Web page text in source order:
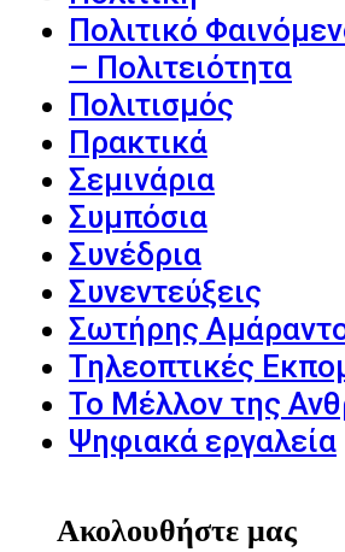
Πολιτικό
– Πολιτειότητα
Πολιτισμός
Πρακτικά
Σεμινάρια
Συμπόσια
Συνέδρια
Συνεντεύξεις
Σωτήρης
Τηλεοπτικές
Το Μέλλον της
Ψηφιακά εργαλεία
Ακολουθήστε μας